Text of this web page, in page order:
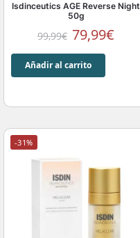
Isdinceutics AGE Reverse Night
50g
99,99€ 79,99€
Añadir al carrito
-31%